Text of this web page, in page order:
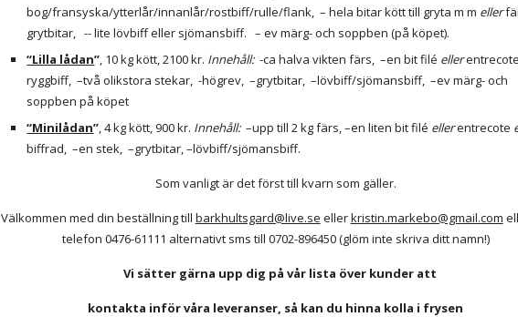
bog/fransyska/ytterlår/innanlår/rostbiff/rulle/flank,  – hela bitar kött till gryta m m eller
grytbitar,   -- lite lövbiff eller sjömansbiff.   – ev märg- och soppben (på köpet).
“Lilla lådan”, 10 kg kött, 2100 kr. Innehåll:
  -ca halva vikten färs,  –en bit filé
eller
ryggbiff,  –två olikstora stekar,  -högrev,  –grytbitar,  –lövbiff/sjömansbiff,  –ev märg- och
soppben på köpet
“Minilådan”, 4 kg kött, 900 kr. Innehåll:
  –upp till 2 kg färs, –en liten bit filé
eller entrecote
biffrad,  –en stek,  –grytbitar, –lövbiff/sjömansbiff.
Som vanligt är det först till kvarn som gäller.
Välkommen med din beställning till barkhultsgard@live.se ellerkristin.markebo@gmail.com
telefon 0476-61111 alternativt sms till 0702-896450 (glöm inte skriva ditt namn!)
   Vi sätter gärna upp dig på vår lista över kunder att
kontakta inför våra leveranser, så kan du hinna kolla i frysen